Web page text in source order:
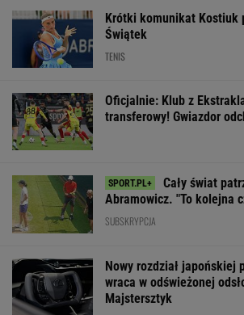
Krótki komunikat Kostiuk
Świątek
TENIS
Oficjalnie: Klub z
transferowy! Gwiazdor
Cały świat
Abramowicz. "To kolejna
SUBSKRYPCJA
Nowy rozdział japońskiej
wraca w odświeżonej
Majstersztyk